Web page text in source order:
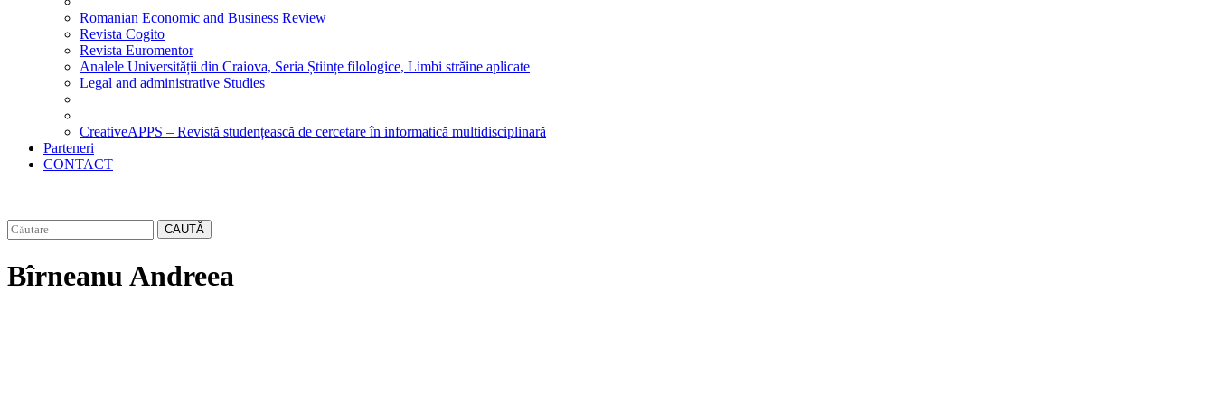
Romanian Economic and Business Review
Revista Cogito
Revista Euromentor
Analele Universității din Craiova, Seria Științe filologice, Limbi străine aplicate
Legal and administrative Studies
CreativeAPPS – Revistă studențească de cercetare în informatică multidisciplinară
Parteneri
CONTACT
CAUTĂ
Bîrneanu Andreea